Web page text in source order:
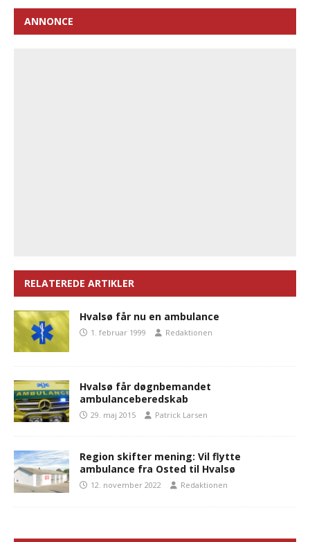
ANNONCE
RELATEREDE ARTIKLER
Hvalsø får nu en ambulance
1. februar 1999 Redaktionen
Hvalsø får døgnbemandet
ambulanceberedskab
29. maj 2015 Patrick Larsen
Region skifter mening: Vil flytte
ambulance fra Osted til Hvalsø
12. november 2022 Redaktionen